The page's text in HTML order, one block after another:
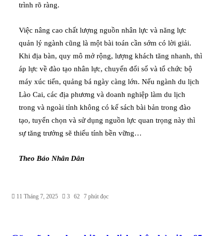
trình rõ ràng.
Việc nâng cao chất lượng nguồn nhân lực và năng lực
quản lý ngành cũng là một bài toán cần sớm có lời giải.
Khi địa bàn, quy mô mở rộng, lượng khách tăng nhanh, thì
áp lực về đào tạo nhân lực, chuyển đổi số và tổ chức bộ
máy xúc tiến, quảng bá ngày càng lớn. Nếu ngành du lịch
Lào Cai, các địa phương và doanh nghiệp làm du lịch
trong và ngoài tỉnh không có kế sách bài bản trong đào
tạo, tuyển chọn và sử dụng nguồn lực quan trọng này thì
sự tăng trưởng sẽ thiếu tính bền vững…
Theo Báo Nhân Dân
11 Tháng 7, 2025 3 62 7 phút đọc